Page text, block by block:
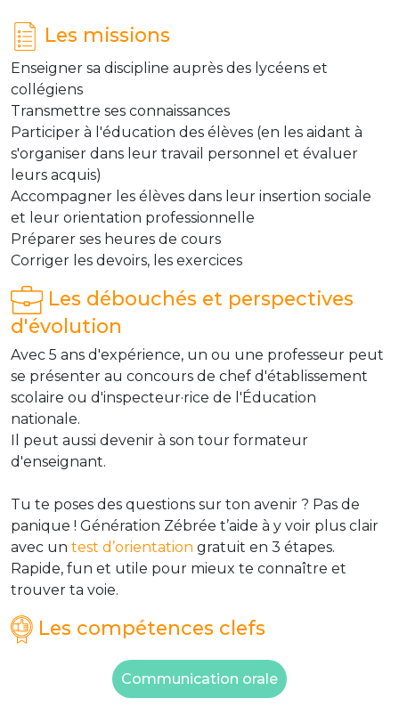
Les missions
Enseigner sa discipline auprès des lycéens et
collégiens
Transmettre ses connaissances
Participer à l'éducation des élèves (en les aidant à
s'organiser dans leur travail personnel et évaluer
leurs acquis)
Accompagner les élèves dans leur insertion sociale
et leur orientation professionnelle
Préparer ses heures de cours
Corriger les devoirs, les exercices
Les débouchés et perspectives
d'évolution
Avec 5 ans d'expérience, un ou une professeur peut
se présenter au concours de chef d'établissement
scolaire ou d'inspecteur·rice de l'Éducation
nationale.
Il peut aussi devenir à son tour formateur
d'enseignant.
Tu te poses des questions sur ton avenir ? Pas de
panique ! Génération Zébrée t’aide à y voir plus clair
avec un test d’orientation gratuit en 3 étapes.
Rapide, fun et utile pour mieux te connaître et
trouver ta voie.
Les compétences clefs
Communication orale